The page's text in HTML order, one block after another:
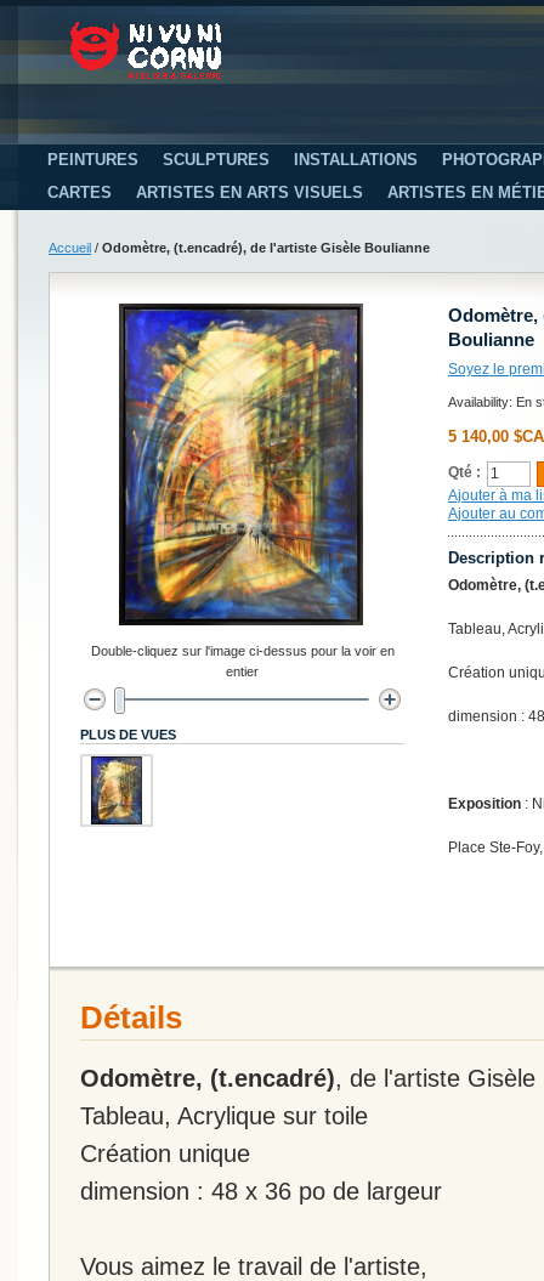
PEINTURES SCULPTURES INSTALLATIONS
CARTES
ARTISTES EN ARTS VISUELS ARTISTES EN
Accueil / Odomètre, (t.encadré), de l'artiste Gisèle Boulianne
Odomètre,
Boulianne
Soyez le
Availability: En
5 140,00 $CA
Qté :
Ajouter à ma
Ajouter au
Description
Odomètre,
Tableau,
Création
dimension :
Exposition :
Place Ste-
Double-cliquez sur l'image ci-dessus pour la voir en
entier
PLUS DE VUES
Détails
Odomètre, (t.encadré), de l'artiste Gisèle
Tableau, Acrylique sur toile
Création unique
dimension : 48 x 36 po de largeur
Vous aimez le travail de l'artiste,